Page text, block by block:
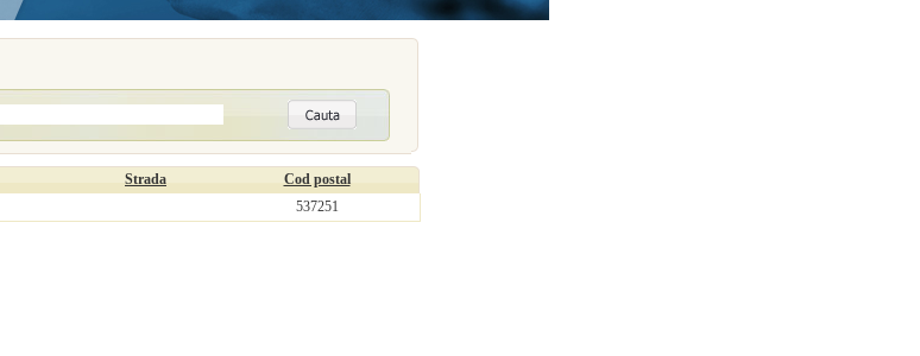
Strada
Cod postal
537251